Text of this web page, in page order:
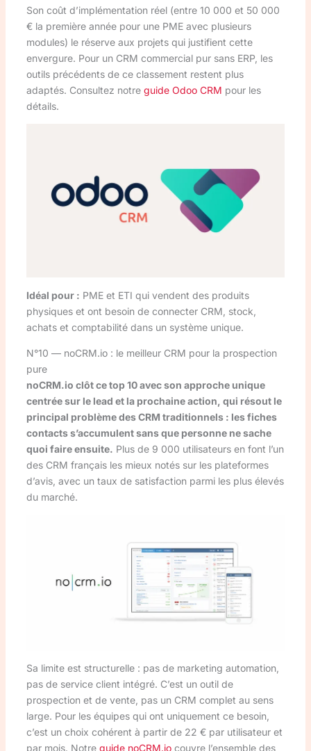
Son coût d’implémentation réel (entre 10 000 et 50 000
€ la première année pour une PME avec plusieurs
modules) le réserve aux projets qui justifient cette
envergure. Pour un CRM commercial pur sans ERP, les
outils précédents de ce classement restent plus
adaptés. Consultez notre guide Odoo CRM pour les
détails.
Idéal pour : PME et ETI qui vendent des produits
physiques et ont besoin de connecter CRM, stock,
achats et comptabilité dans un système unique.
N°10 — noCRM.io : le meilleur CRM pour la prospection
pure
noCRM.io clôt ce top 10 avec son approche unique
centrée sur le lead et la prochaine action, qui résout le
principal problème des CRM traditionnels : les fiches
contacts s’accumulent sans que personne ne sache
quoi faire ensuite. Plus de 9 000 utilisateurs en font l’un
des CRM français les mieux notés sur les plateformes
d’avis, avec un taux de satisfaction parmi les plus élevés
du marché.
Sa limite est structurelle : pas de marketing automation,
pas de service client intégré. C’est un outil de
prospection et de vente, pas un CRM complet au sens
large. Pour les équipes qui ont uniquement ce besoin,
c’est un choix cohérent à partir de 22 € par utilisateur et
par mois. Notre guide noCRM.iocouvre l’ensemble des